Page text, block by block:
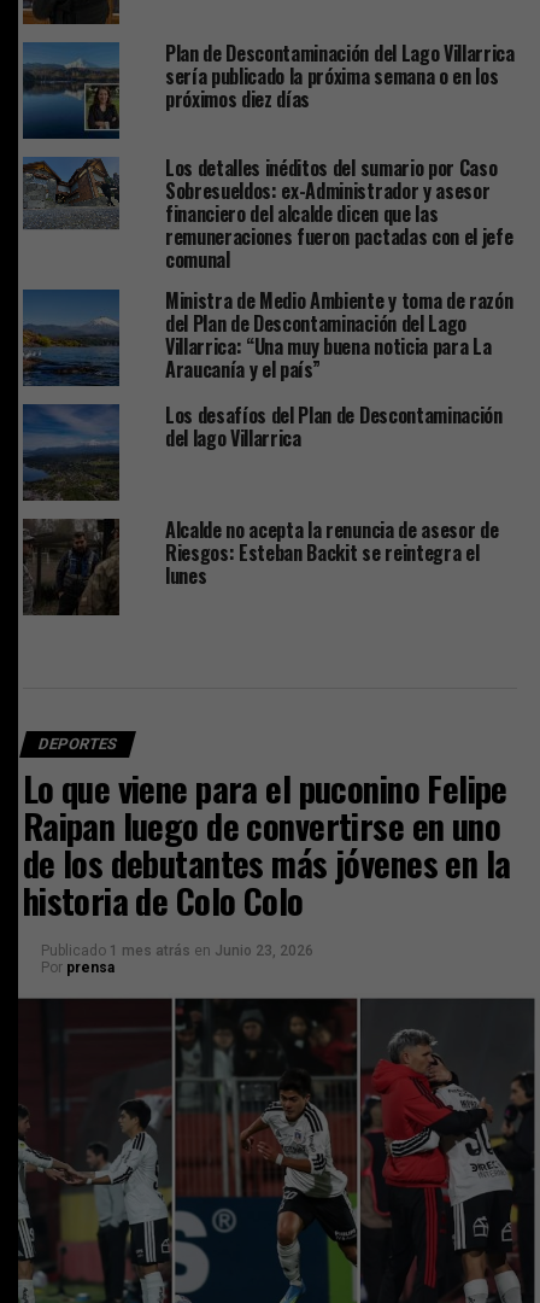
Plan de Descontaminación del Lago Villarrica
sería publicado la próxima semana o en los
próximos diez días
Los detalles inéditos del sumario por Caso
Sobresueldos: ex-Administrador y asesor
financiero del alcalde dicen que las
remuneraciones fueron pactadas con el jefe
comunal
Ministra de Medio Ambiente y toma de razón
del Plan de Descontaminación del Lago
Villarrica: “Una muy buena noticia para La
Araucanía y el país”
Los desafíos del Plan de Descontaminación
del lago Villarrica
Alcalde no acepta la renuncia de asesor de
Riesgos: Esteban Backit se reintegra el
lunes
DEPORTES
Lo que viene para el puconino Felipe
Raipan luego de convertirse en uno
de los debutantes más jóvenes en la
historia de Colo Colo
Publicado 1 mes atrás en Junio 23, 2026
Por prensa